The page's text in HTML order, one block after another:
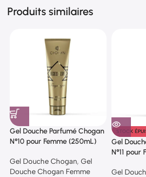
Produits similaires
Gel Douche Parfumé Chogan
N°10 pour Femme (250mL)
Gel Douche Chogan, Gel
Douche Chogan Femme
STOCK
Gel
N°11 pour
Gel